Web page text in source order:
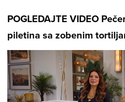
POGLEDAJTE VIDEO
piletina sa zobenim